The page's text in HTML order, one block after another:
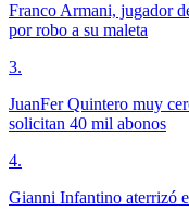
Franco Armani, jugador
por robo a su maleta
3.
JuanFer Quintero muy
solicitan 40 mil abonos
4.
Gianni Infantino aterrizó